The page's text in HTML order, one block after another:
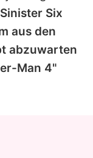
Six
aus den
abzuwarten
Man 4"